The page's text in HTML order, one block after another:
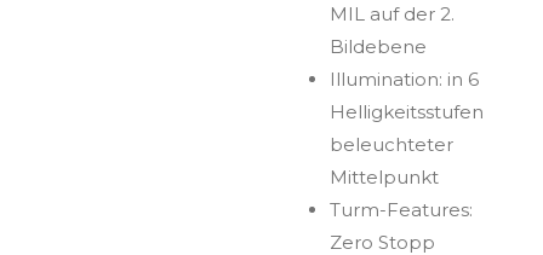
MIL auf der 2.
Bildebene
Illumination: in 6
Helligkeitsstufen
beleuchteter
Mittelpunkt
Turm-Features:
Zero Stopp